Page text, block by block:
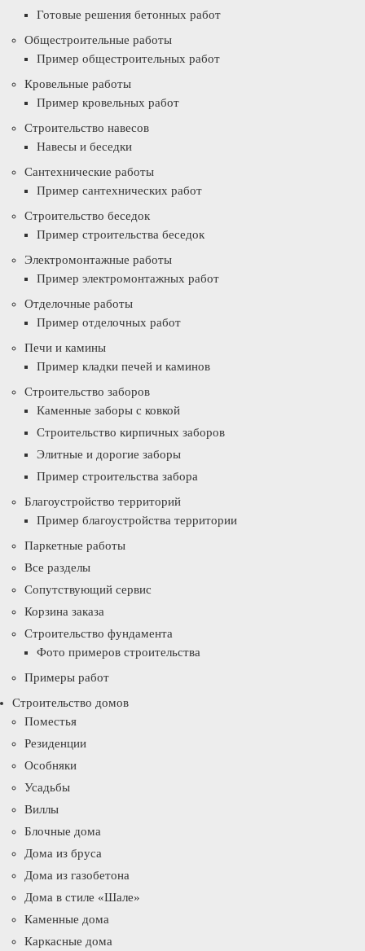
Готовые решения бетонных работ
Общестроительные работы
Пример общестроительных работ
Кровельные работы
Пример кровельных работ
Строительство навесов
Навесы и беседки
Сантехнические работы
Пример сантехнических работ
Строительство беседок
Пример строительства беседок
Электромонтажные работы
Пример электромонтажных работ
Отделочные работы
Пример отделочных работ
Печи и камины
Пример кладки печей и каминов
Строительство заборов
Каменные заборы с ковкой
Строительство кирпичных заборов
Элитные и дорогие заборы
Пример строительства забора
Благоустройство территорий
Пример благоустройства территории
Паркетные работы
Все разделы
Сопутствующий сервис
Корзина заказа
Строительство фундамента
Фото примеров строительства
Примеры работ
Строительство домов
Поместья
Резиденции
Особняки
Усадьбы
Виллы
Блочные дома
Дома из бруса
Дома из газобетона
Дома в стиле «Шале»
Каменные дома
Каркасные дома